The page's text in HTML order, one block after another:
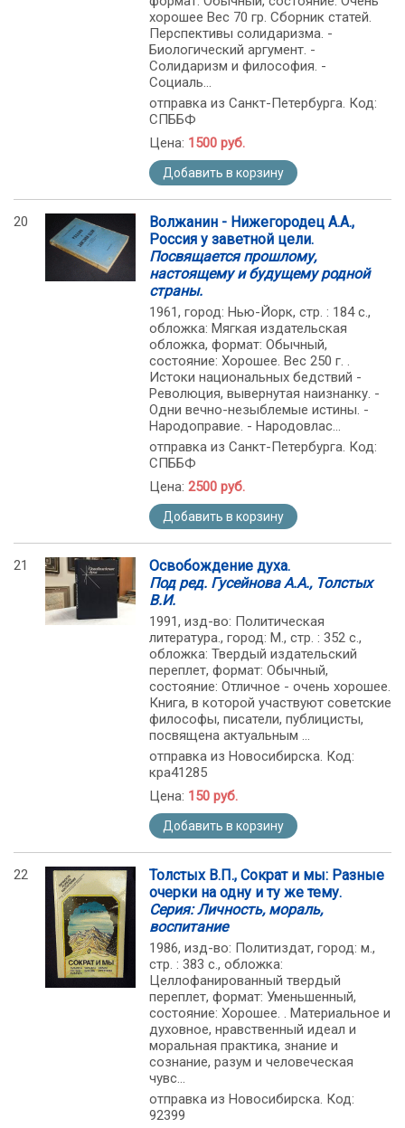
хорошее Вес 70 гр. Сборник статей.
Перспективы солидаризма. -
Биологический аргумент. -
Солидаризм и философия. -
Социаль...
отправка из Санкт-Петербурга. Код:
СПББФ
Цена: 1500 руб.
Добавить в корзину
20
Волжанин - Нижегородец А.А.,
Россия у заветной цели.
Посвящается прошлому,
настоящему и будущему родной
страны.
1961, город: Нью-Йорк, стр. : 184 с.,
обложка: Мягкая издательская
обложка, формат: Обычный,
состояние: Хорошее. Вес 250 г. .
Истоки национальных бедствий -
Революция, вывернутая наизнанку. -
Одни вечно-незыблемые истины. -
Народоправие. - Народовлас...
отправка из Санкт-Петербурга. Код:
СПББФ
Цена: 2500 руб.
Добавить в корзину
21
Освобождение духа.
Под ред. Гусейнова А.А., Толстых
В.И.
1991, изд-во: Политическая
литература., город: М., стр. : 352 с.,
обложка: Твердый издательский
переплет, формат: Обычный,
состояние: Отличное - очень хорошее.
Книга, в которой участвуют советские
философы, писатели, публицисты,
посвящена актуальным ...
отправка из Новосибирска. Код:
кра41285
Цена: 150 руб.
Добавить в корзину
22
Толстых В.П., Сократ и мы: Разные
очерки на одну и ту же тему.
Серия: Личность, мораль,
воспитание
1986, изд-во: Политиздат, город: м.,
стр. : 383 c., обложка:
Целлофанированный твердый
переплет, формат: Уменьшенный,
состояние: Хорошее. . Материальное и
духовное, нравственный идеал и
моральная практика, знание и
сознание, разум и человеческая
чувс...
отправка из Новосибирска. Код:
92399